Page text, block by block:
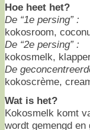
Hoe heet het?
De “1e persing” :
kokosroom,
De “2e persing” :
kokosmelk,
De
kokoscrème,
Wat is het?
Kokosmelk komt
wordt gemengd